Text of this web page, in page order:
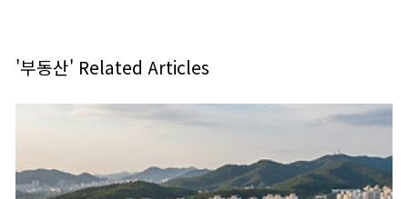
'부동산' Related Articles